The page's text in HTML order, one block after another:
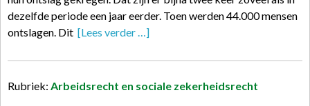
dezelfde periode een jaar eerder. Toen werden 44.000 mensen
ontslagen. Dit [Lees verder …]
Rubriek: Arbeidsrecht en sociale zekerheidsrecht